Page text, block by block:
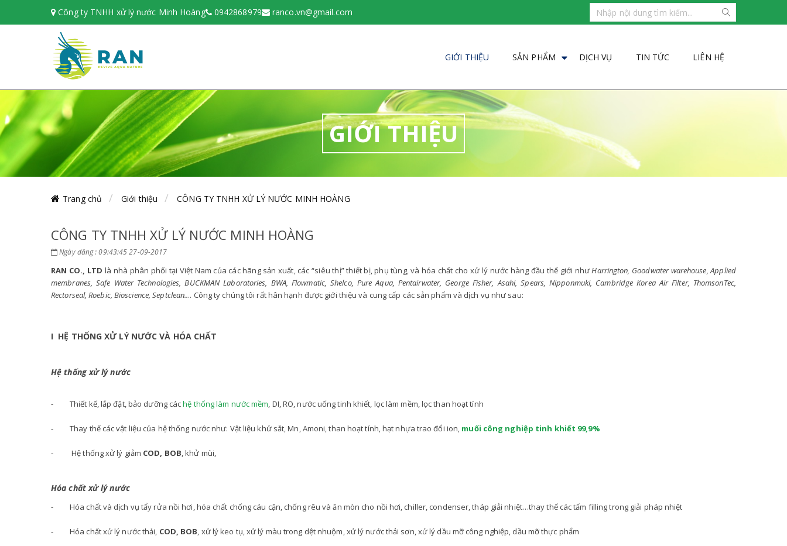
Công ty TNHH xử lý nước Minh Hoàng 0942868979 ranco.vn@gmail.com
GIỚI THIỆU SẢN PHẨM DỊCH VỤ TIN TỨC LIÊN HỆ
GIỚI THIỆU
Trang chủ Giới thiệu CÔNG TY TNHH XỬ LÝ NƯỚC MINH HOÀNG
CÔNG TY TNHH XỬ LÝ NƯỚC MINH HOÀNG
Ngày đăng : 09:43:45 27-09-2017
RAN CO., LTD là nhà phân phối tại Việt Nam của các hãng sản xuất, các “siêu thị” thiết bị, phụ tùng, và hóa chất cho xử lý nước hàng đầu thế giới nhưHarrington, Goodwater warehouse, Applied
membranes, Safe Water Technologies, BUCKMAN Laboratories, BWA, Flowmatic, Shelco, Pure Aqua, Pentairwater, George Fisher, Asahi, Spears, Nipponmuki, Cambridge Korea Air Filter, ThomsonTec,
Rectorseal, Roebic, Bioscience, Septclean.... Công ty chúng tôi rất hân hạnh được giới thiệu và cung cấp các sản phẩm và dịch vụ như sau:
I HỆ THỐNG XỬ LÝ NƯỚC VÀ HÓA CHẤT
Hệ thống xử lý nước
- Thiết kế, lắp đặt, bảo dưỡng cáchệ thống làm nước mềm , DI, RO, nước uống tinh khiết, lọc làm mềm, lọc than hoạt tính
- Thay thế các vật liệu của hệ thống nước như: Vật liệu khử sắt, Mn, Amoni, than hoạt tính, hạt nhựa trao đổi ion, muối công nghiệp tinh khiết 99,9%
- Hệ thống xử lý giảm COD, BOB , khử mùi,
Hóa chất xử lý nước
- Hóa chất và dịch vụ tẩy rửa nồi hơi, hóa chất chống cáu cặn, chống rêu và ăn mòn cho nồi hơi, chiller, condenser, tháp giải nhiệt…thay thế các tấm filling trong giải pháp nhiệt
- Hóa chất xử lý nước thải, COD, BOB, xử lý keo tụ, xử lý màu trong dệt nhuộm, xử lý nước thải sơn, xử lý dầu mỡ công nghiệp, dầu mỡ thực phẩm